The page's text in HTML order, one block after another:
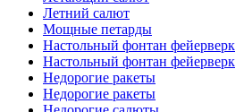
Летний салют
Мощные петарды
Настольный фонтан фейерверк
Настольный фонтан фейерверк
Недорогие ракеты
Недорогие ракеты